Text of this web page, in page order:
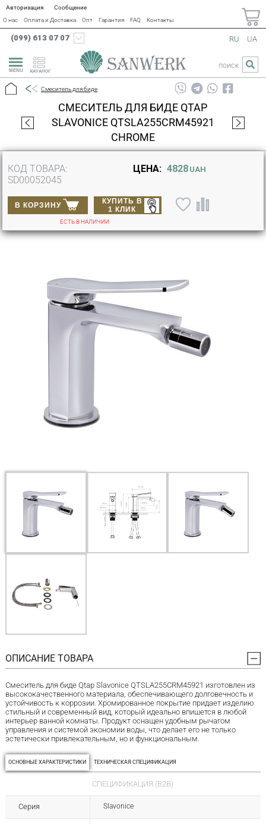
Авторизация
Сообщение
О нас
Оплата и Доставка Опт Гарантия FAQ Контакты
(099) 613 07 07
КАТАЛОГ
RU UA
ПОИСК
Смеситель для биде
СМЕСИТЕЛЬ ДЛЯ БИДЕ QTAP
SLAVONICE QTSLA255CRM45921
CHROME
КОД ТОВАРА:
SD00052045
ЦЕНА: 4828 UAH
В КОРЗИНУ
КУПИТЬ В
1 КЛИК
ЕСТЬ В НАЛИЧИИ
ОПИСАНИЕ ТОВАРА
Смеситель для биде Qtap Slavonice QTSLA255CRM45921 изготовлен из
высококачественного материала, обеспечивающего долговечность и
устойчивость к коррозии. Хромированное покрытие придает изделию
стильный и современный вид, который идеально впишется в любой
интерьер ванной комнаты. Продукт оснащен удобным рычагом
управления и системой экономии воды, что делает его не только
эстетически привлекательным, но и функциональным.
ОСНОВНЫЕ ХАРАКТЕРИСТИКИ ТЕХНИЧЕСКАЯ СПЕЦИФИКАЦИЯ
СПЕЦИФИКАЦИЯ (B2B)
Серия Slavonice